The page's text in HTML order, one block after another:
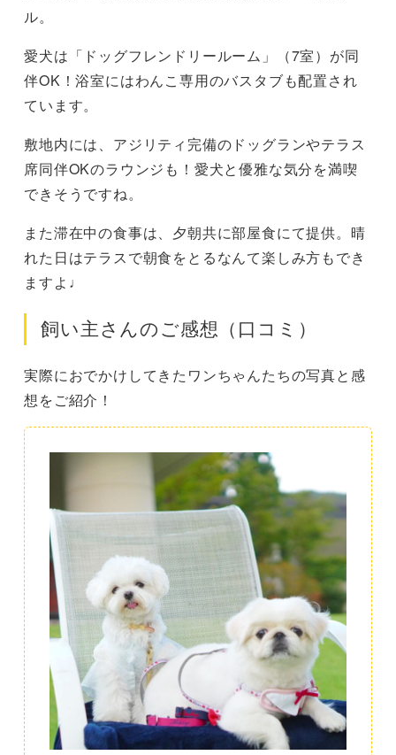
ル。
愛犬は「ドッグフレンドリールーム」（7室）が同
伴OK！浴室にはわんこ専用のバスタブも配置され
ています。
敷地内には、アジリティ完備のドッグランやテラス
席同伴OKのラウンジも！愛犬と優雅な気分を満喫
できそうですね。
また滞在中の食事は、夕朝共に部屋食にて提供。晴
れた日はテラスで朝食をとるなんて楽しみ方もでき
ますよ♩
飼い主さんのご感想（口コミ）
実際におでかけしてきたワンちゃんたちの写真と感
想をご紹介！